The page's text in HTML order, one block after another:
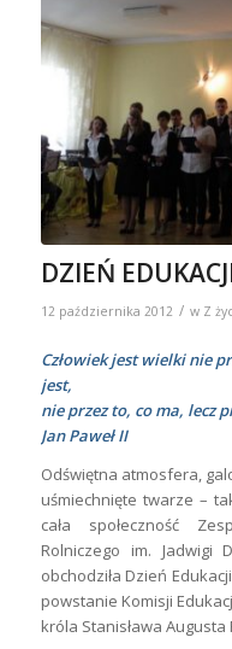
DZIEŃ
12 października 2012 / w Z
Człowiek jest wielki nie
jest,
nie przez to, co ma, lecz
Jan Paweł II
Odświętna atmosfera,
uśmiechnięte twarze –
cała społeczność
Rolniczego im. Jadwigi
obchodziła Dzień
powstanie Komisji
króla Stanisława